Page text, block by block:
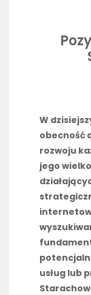
W
obecność
rozwoju
jego
usług lub